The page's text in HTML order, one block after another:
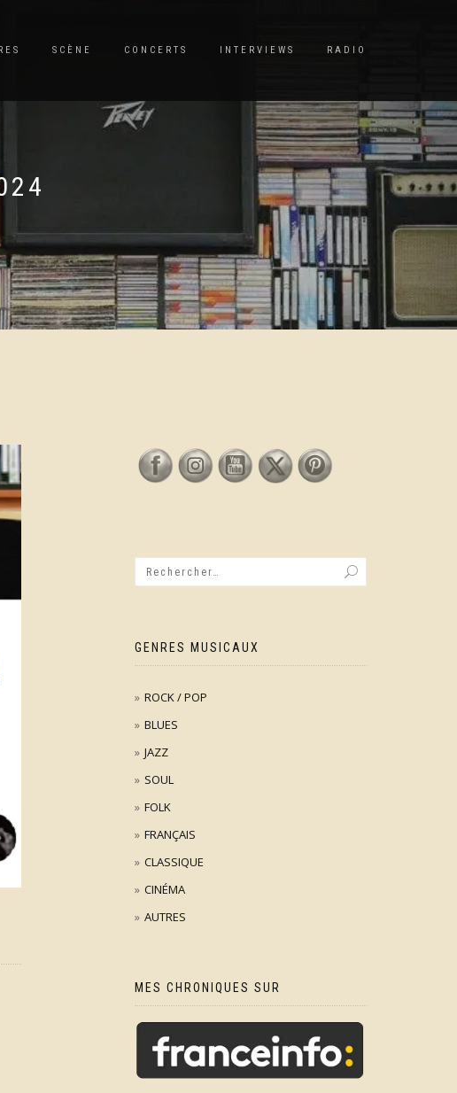
SCÈNE CONCERTS INTERVIEWS RADIO
GENRES MUSICAUX
ROCK / POP
BLUES
JAZZ
SOUL
FOLK
FRANÇAIS
CLASSIQUE
CINÉMA
AUTRES
MES CHRONIQUES SUR